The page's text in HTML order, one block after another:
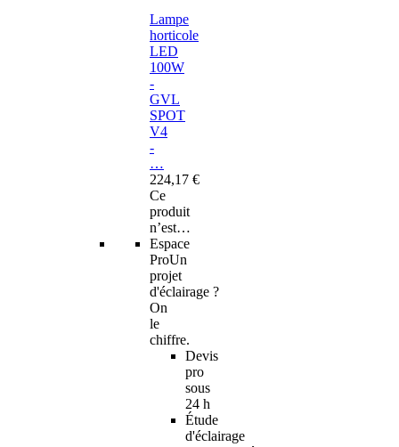
Lampe
horticole
LED
100W
-
GVL
SPOT
V4
-
…
224,17 €
Ce
produit
n’est…
Espace
ProUn
projet
d'éclairage ?
On
le
chiffre.
Devis
pro
sous
24 h
Étude
d'éclairage